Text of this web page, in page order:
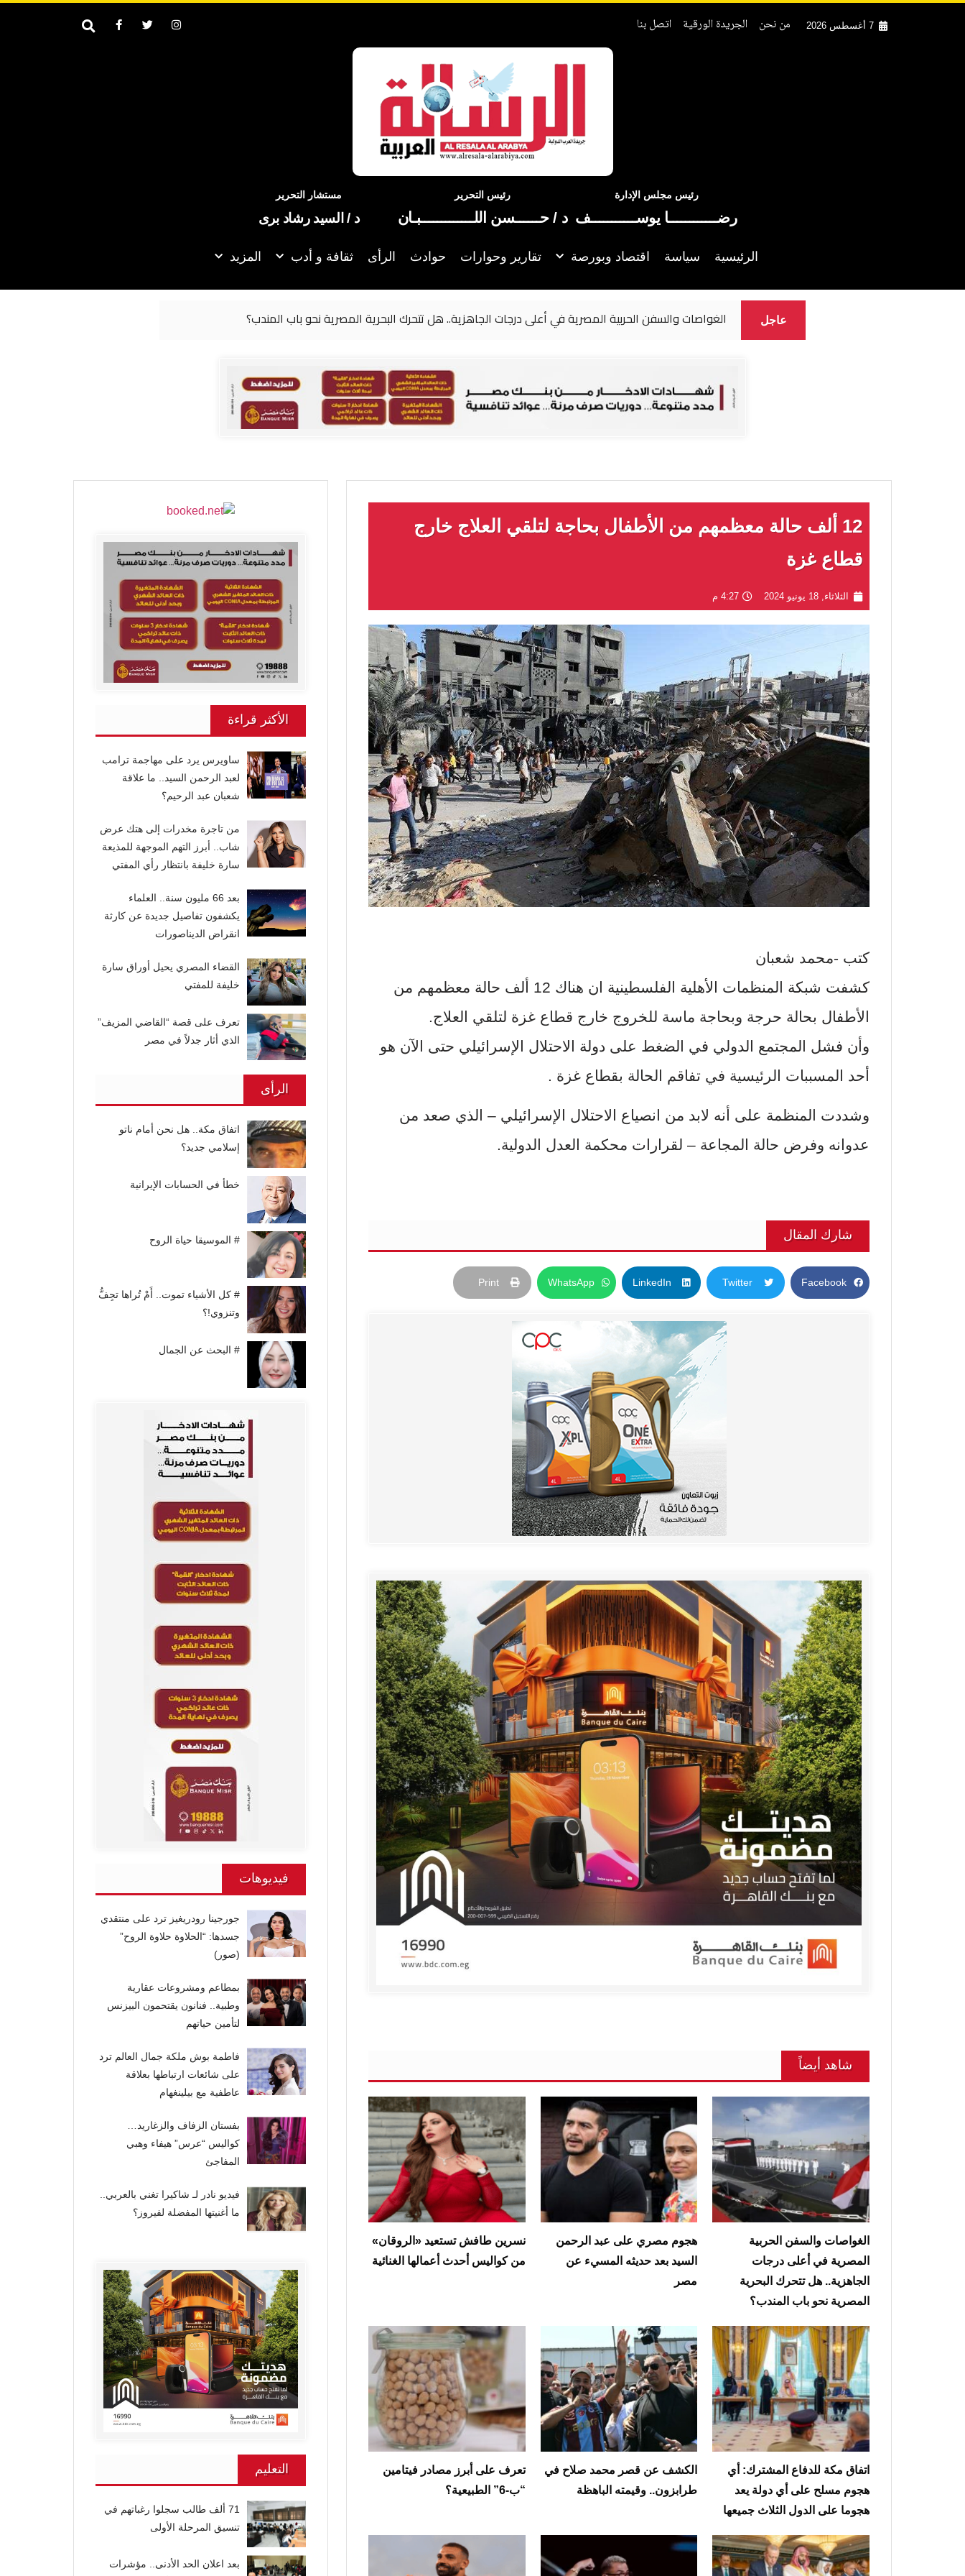
7 أغسطس 2026 من نحن الجريدة الورقية اتصل بنا
رئيس مجلس الإدارة
رضــــــــــــا يوســـــــــــف
رئيس التحرير
د / حــــــسن اللـــــــــــــبـان
مستشار التحرير
د / السيد رشاد برى
الرئيسية سياسة اقتصاد وبورصة تقارير وحوارات حوادث الرأى ثقافة و أدب المزيد
عاجل الغواصات والسفن الحربية المصرية في أعلى درجات الجاهزية.. هل تتحرك البحرية المصرية نحو باب المندب؟
12 ألف حالة معظمهم من الأطفال بحاجة لتلقي العلاج خارج
قطاع غزة
الثلاثاء, 18 يونيو 2024 4:27 م
كتب -محمد شعبان
كشفت شبكة المنظمات الأهلية الفلسطينية ان هناك 12 ألف حالة معظمهم من
الأطفال بحالة حرجة وبحاجة ماسة للخروج خارج قطاع غزة لتلقي العلاج.
وأن فشل المجتمع الدولي في الضغط على دولة الاحتلال الإسرائيلي حتى الآن هو
أحد المسببات الرئيسية في تفاقم الحالة بقطاع غزة .
وشددت المنظمة على أنه لابد من انصياع الاحتلال الإسرائيلي – الذي صعد من
عدوانه وفرض حالة المجاعة – لقرارات محكمة العدل الدولية.
شارك المقال
Facebook
Twitter
LinkedIn
WhatsApp
Print
شاهد أيضاً
الغواصات والسفن الحربية
المصرية في أعلى درجات
الجاهزية.. هل تتحرك البحرية
المصرية نحو باب المندب؟
هجوم مصري على عبد الرحمن
السيد بعد حديثه المسيء عن
مصر
نسرين طافش تستعيد «الروقان»
من كواليس أحدث أعمالها الغنائية
‏اتفاق مكة للدفاع المشترك: أي
هجوم مسلح على أي دولة يعد
هجوما على الدول الثلاث جميعها
الكشف عن قصر محمد صلاح في
طرابزون.. وقيمته الباهظة
تعرف على أبرز مصادر فيتامين
“ب-6” الطبيعية؟
الأكثر قراءة
ساويرس يرد على مهاجمة ترامب
لعبد الرحمن السيد.. ما علاقة
شعبان عبد الرحيم؟
من تاجرة مخدرات إلى هتك عرض
شاب.. أبرز التهم الموجهة للمذيعة
سارة خليفة بانتظار رأي المفتي
بعد 66 مليون سنة.. العلماء
يكشفون تفاصيل جديدة عن كارثة
انقراض الديناصورات
القضاء المصري يحيل أوراق سارة
خليفة للمفتي
تعرف على قصة “القاضي المزيف”
الذي أثار جدلاً في مصر
الرأى
اتفاق مكة.. هل نحن أمام ناتو
إسلامي جديد؟
خطأ في الحسابات الإيرانية
# الموسيقا حياة الروح
# كل الأشياء تموت.. أَمْ تُراها تجِفُّ
وتنزوي!؟
# البحث عن الجمال
فيديوهات
جورجينا رودريغيز ترد على منتقدي
جسدها: “الحلاوة حلاوة الروح”
(صور)
بمطاعم ومشروعات عقارية
وطبية.. فنانون يقتحمون البيزنس
لتأمين حياتهم
فاطمة بوش ملكة جمال العالم ترد
على شائعات ارتباطها بعلاقة
عاطفية مع بيلينغهام
بفستان الزفاف والزغاريد…
كواليس “عرس” هيفاء وهبي
المفاجئ
فيديو نادر لـ شاكيرا تغني بالعربي..
ما أغنيتها المفضلة لفيروز؟
التعليم
71 ألف طالب سجلوا رغباتهم في
تنسيق المرحلة الأولى
بعد اعلان الحد الأدنى.. مؤشرات